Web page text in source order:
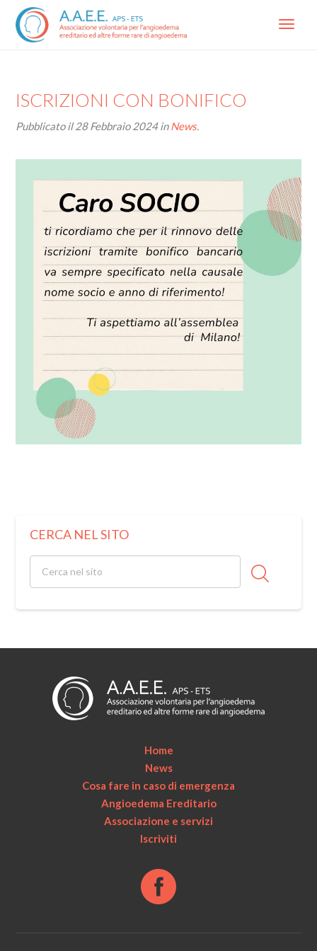
Menu
ISCRIZIONI CON BONIFICO
Pubblicato il28 Febbraio 2024inNews.
CERCA NEL SITO
Home
News
Cosa fare in caso di emergenza
Angioedema Ereditario
Associazione e servizi
Iscriviti